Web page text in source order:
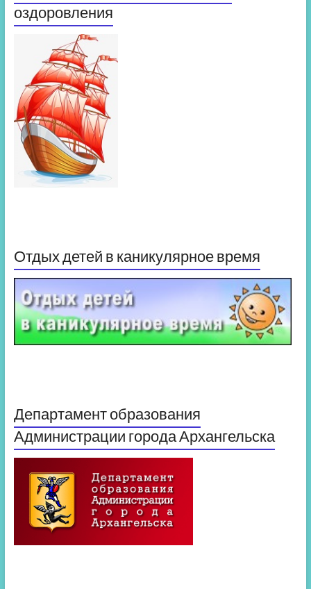
оздоровления
Отдых детей в каникулярное время
Департамент образования
Администрации города Архангельска